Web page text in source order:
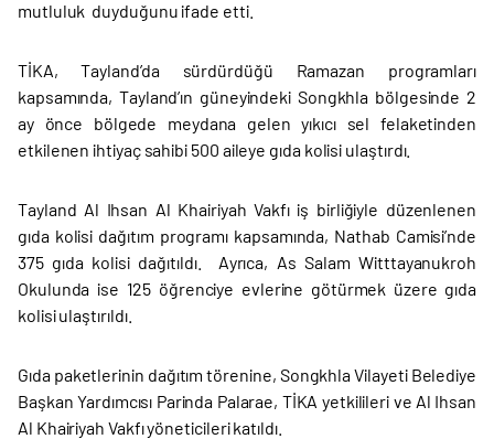
mutluluk duyduğunu ifade etti.
TİKA, Tayland’da sürdürdüğü Ramazan programları
kapsamında, Tayland’ın güneyindeki Songkhla bölgesinde 2
ay önce bölgede meydana gelen yıkıcı sel felaketinden
etkilenen ihtiyaç sahibi 500 aileye gıda kolisi ulaştırdı.
Tayland Al Ihsan Al Khairiyah Vakfı iş birliğiyle düzenlenen
gıda kolisi dağıtım programı kapsamında, Nathab Camisi’nde
375 gıda kolisi dağıtıldı. Ayrıca, As Salam Witttayanukroh
Okulunda ise 125 öğrenciye evlerine götürmek üzere gıda
kolisi ulaştırıldı.
Gıda paketlerinin dağıtım törenine, Songkhla Vilayeti Belediye
Başkan Yardımcısı Parinda Palarae, TİKA yetkilileri ve Al Ihsan
Al Khairiyah Vakfı yöneticileri katıldı.